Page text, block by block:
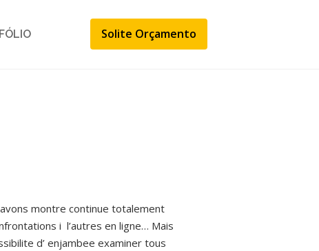
Solite Orçamento
montre continue totalement
i l’autres en ligne… Mais
d’ enjambee examiner tous